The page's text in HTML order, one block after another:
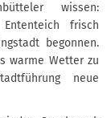
wissen:
frisch
begonnen.
warme Wetter zu
neue